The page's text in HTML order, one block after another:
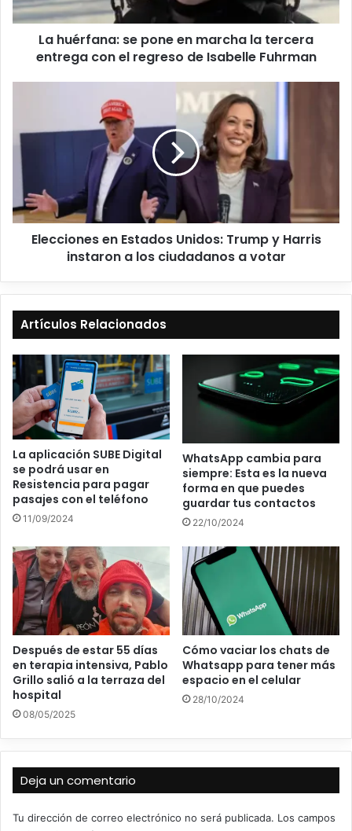
La huérfana: se pone en marcha la tercera
entrega con el regreso de Isabelle Fuhrman
Elecciones en Estados Unidos: Trump y Harris
instaron a los ciudadanos a votar
Artículos Relacionados
La aplicación SUBE Digital
se podrá usar en
Resistencia para pagar
pasajes con el teléfono
11/09/2024
WhatsApp cambia para
siempre: Esta es la nueva
forma en que puedes
guardar tus contactos
22/10/2024
Después de estar 55 días
en terapia intensiva, Pablo
Grillo salió a la terraza del
hospital
08/05/2025
Cómo vaciar los chats de
Whatsapp para tener más
espacio en el celular
28/10/2024
Deja un comentario
Tu dirección de correo electrónico no será publicada. Los campos